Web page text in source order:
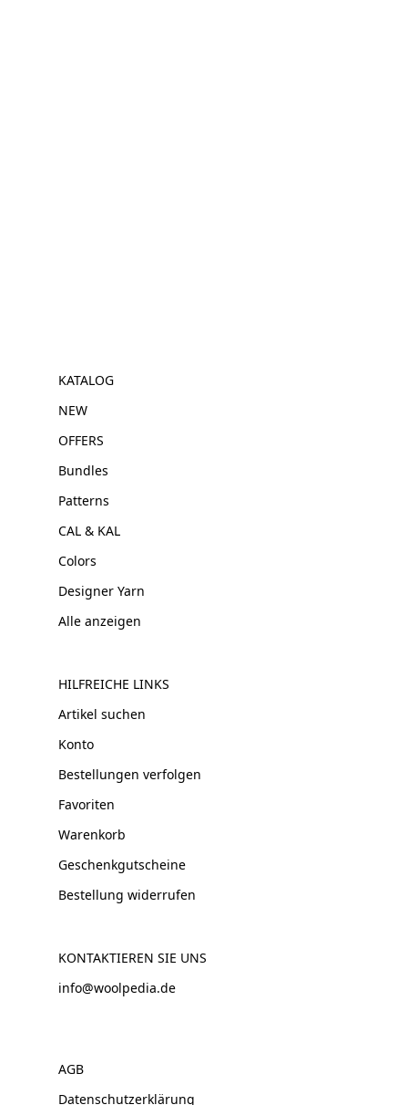
KATALOG
NEW
OFFERS
Bundles
Patterns
CAL & KAL
Colors
Designer Yarn
Alle anzeigen
HILFREICHE LINKS
Artikel suchen
Konto
Bestellungen verfolgen
Favoriten
Warenkorb
Geschenkgutscheine
Bestellung widerrufen
KONTAKTIEREN SIE UNS
info@woolpedia.de
AGB
Datenschutzerklärung